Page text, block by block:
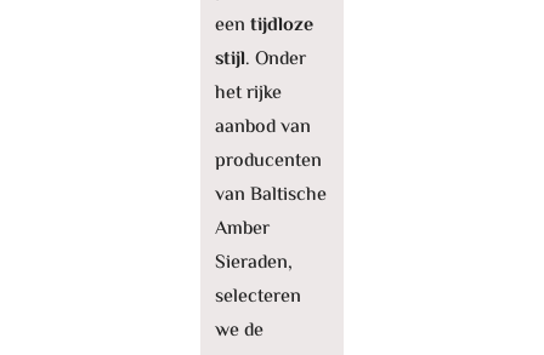
een tijdloze
stijl. Onder
het rijke
aanbod van
producenten
van Baltische
Amber
Sieraden,
selecteren
we de